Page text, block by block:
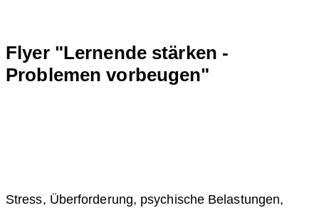
Flyer "Lernende stärken -
Problemen vorbeugen"
Stress, Überforderung, psychische Belastungen,